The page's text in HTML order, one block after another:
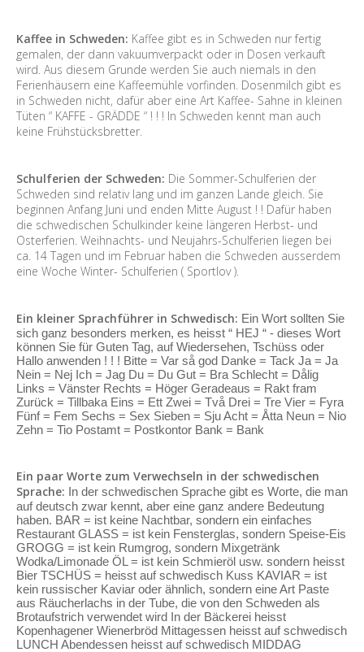
Kaffee in Schweden: Kaffee gibt es in Schweden nur fertig
gemalen, der dann vakuumverpackt oder in Dosen verkauft
wird. Aus diesem Grunde werden Sie auch niemals in den
Ferienhäusern eine Kaffeemühle vorfinden. Dosenmilch gibt es
in Schweden nicht, dafür aber eine Art Kaffee- Sahne in kleinen
Tüten “ KAFFE - GRÄDDE “ ! ! ! In Schweden kennt man auch
keine Frühstücksbretter.
Schulferien der Schweden: Die Sommer-Schulferien der
Schweden sind relativ lang und im ganzen Lande gleich. Sie
beginnen Anfang Juni und enden Mitte August ! ! Dafür haben
die schwedischen Schulkinder keine längeren Herbst- und
Osterferien. Weihnachts- und Neujahrs-Schulferien liegen bei
ca. 14 Tagen und im Februar haben die Schweden ausserdem
eine Woche Winter- Schulferien ( Sportlov ).
Ein kleiner Sprachführer in Schwedisch: Ein Wort sollten Sie
sich ganz besonders merken, es heisst “ HEJ “ - dieses Wort
können Sie für Guten Tag, auf Wiedersehen, Tschüss oder
Hallo anwenden ! ! ! Bitte = Var så god Danke = Tack Ja = Ja
Nein = Nej Ich = Jag Du = Du Gut = Bra Schlecht = Dålig
Links = Vänster Rechts = Höger Geradeaus = Rakt fram
Zurück = Tillbaka Eins = Ett Zwei = Två Drei = Tre Vier = Fyra
Fünf = Fem Sechs = Sex Sieben = Sju Acht = Åtta Neun = Nio
Zehn = Tio Postamt = Postkontor Bank = Bank
Ein paar Worte zum Verwechseln in der schwedischen
Sprache: In der schwedischen Sprache gibt es Worte, die man
auf deutsch zwar kennt, aber eine ganz andere Bedeutung
haben. BAR = ist keine Nachtbar, sondern ein einfaches
Restaurant GLASS = ist kein Fensterglas, sondern Speise-Eis
GROGG = ist kein Rumgrog, sondern Mixgetränk
Wodka/Limonade ÖL = ist kein Schmieröl usw. sondern heisst
Bier TSCHÜS = heisst auf schwedisch Kuss KAVIAR = ist
kein russischer Kaviar oder ähnlich, sondern eine Art Paste
aus Räucherlachs in der Tube, die von den Schweden als
Brotaufstrich verwendet wird In der Bäckerei heisst
Kopenhagener Wienerbröd Mittagessen heisst auf schwedisch
LUNCH Abendessen heisst auf schwedisch MIDDAG